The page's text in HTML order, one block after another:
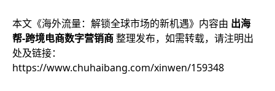
本文《海外流量：解锁全球市场的新机遇》内容由 出海
帮-跨境电商数字营销商整理发布，如需转载，请注明出
处及链接：
https://www.chuhaibang.com/xinwen/159348